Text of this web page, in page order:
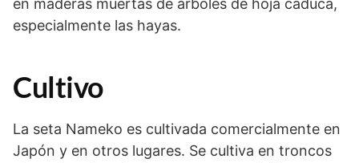
en maderas muertas de árboles de hoja caduca,
especialmente las hayas.
Cultivo
La seta Nameko es cultivada comercialmente en
Japón y en otros lugares. Se cultiva en troncos